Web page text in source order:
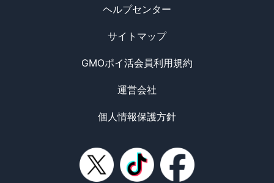
ヘルプセンター
サイトマップ
GMOポイ活会員利用規約
運営会社
個人情報保護方針